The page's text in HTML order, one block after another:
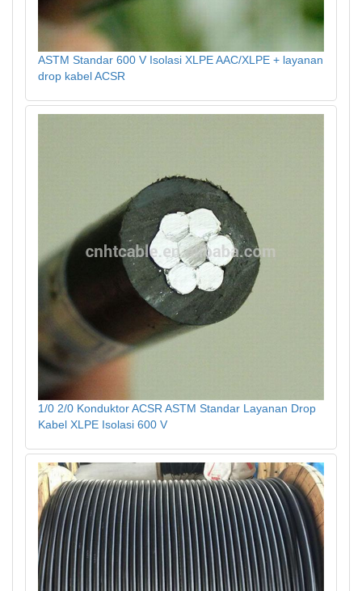
ASTM Standar 600 V Isolasi XLPE AAC/XLPE + layanan
drop kabel ACSR
1/0 2/0 Konduktor ACSR ASTM Standar Layanan Drop
Kabel XLPE Isolasi 600 V